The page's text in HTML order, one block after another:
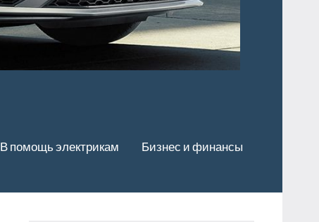
В помощь электрикам Бизнес и финансы